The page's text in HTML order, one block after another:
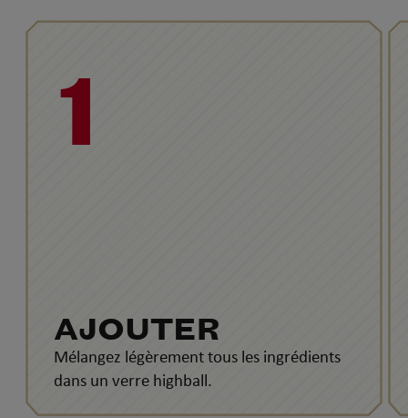
1
AJOUTER
Mélangez légèrement tous les ingrédients
dans un verre highball.